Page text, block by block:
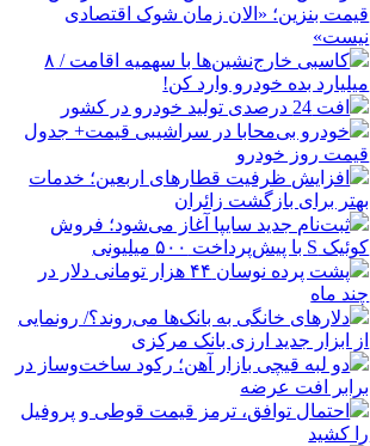
قیمت بنزین؛ «الان زمان شوک اقتصادی
نیست»
کاسبی خارج‌نشین‌ها با سهمیه اقامت / ۸
میلیارد بده خودرو وارد کن!
افت 24 درصدی تولید خودرو در کشور
خودرو بی‌محابا در سراشیبی قیمت+ جدول
قیمت روز خودرو
افزایش ظرفیت قطارهای اربعین؛ خدمات
بهتر برای بازگشت زائران
ثبت‌نام جدید سایپا آغاز می‌شود؛ فروش
کوئیک S با پیش‌پرداخت ۵۰۰ میلیونی
پشت پرده نوسان ۴۴ هزار تومانی دلار در
چند ماه
دلارهای خانگی به بانک‌ها می‌روند؟/ رونمایی
از ابزار جدید ارزی بانک مرکزی
دو لبه قیچی بازار آهن؛ رکود ساخت‌وساز در
برابر افت عرضه
احتمال توافق، ترمز قیمت قوطی و پروفیل
را کشید